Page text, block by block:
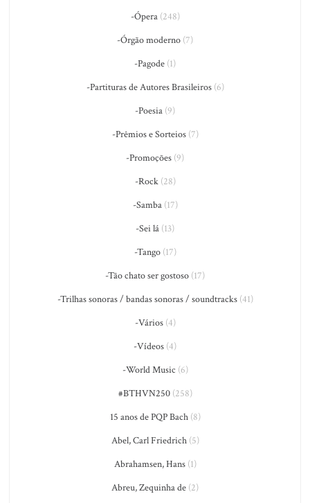
-Ópera(248)
-Órgão moderno (7)
-Pagode (1)
-Partituras de Autores Brasileiros(6)
-Poesia (9)
-Prêmios e Sorteios(7)
-Promoções (9)
-Rock(28)
-Samba(17)
-Sei lá (13)
-Tango(17)
-Tão chato ser gostoso (17)
-Trilhas sonoras / bandas sonoras / soundtracks(41)
-Vários(4)
-Vídeos (4)
-World Music (6)
#BTHVN250(258)
15 anos de PQP Bach(8)
Abel, Carl Friedrich(5)
Abrahamsen, Hans(1)
Abreu, Zequinha de (2)